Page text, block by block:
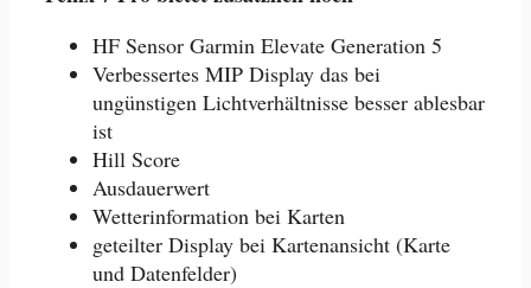
HF Sensor Garmin Elevate Generation 5
Verbessertes MIP Display das bei
ungünstigen Lichtverhältnisse besser ablesbar
ist
Hill Score
Ausdauerwert
Wetterinformation bei Karten
geteilter Display bei Kartenansicht (Karte
und Datenfelder)